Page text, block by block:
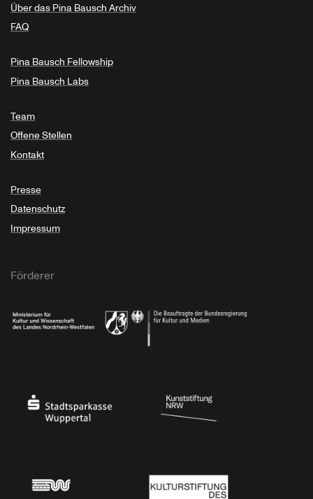
Über das Pina Bausch Archiv
FAQ
Pina Bausch Fellowship
Pina Bausch Labs
Team
Offene Stellen
Kontakt
Presse
Datenschutz
Impressum
Förderer